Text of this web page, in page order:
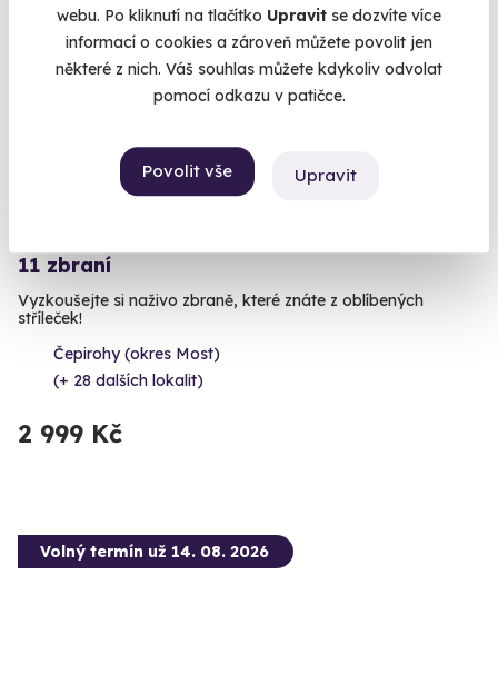
webu. Po kliknutí na tlačítko Upravit se dozvíte více
informací o cookies a zároveň můžete povolit jen
některé z nich. Váš souhlas můžete kdykoliv odvolat
pomocí odkazu v patičce.
Povolit vše Upravit
Volný termín už 14. 08. 2026
11 zbraní
Vyzkoušejte si naživo zbraně, které znáte z oblíbených
stříleček!
Čepirohy (okres Most)
(+ 28 dalších lokalit)
2 999 Kč
Volný termín už 14. 08. 2026